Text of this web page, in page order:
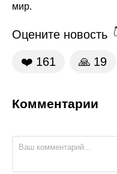
мир.
Оцените новость
❤️ 161 🙏 19
Комментарии